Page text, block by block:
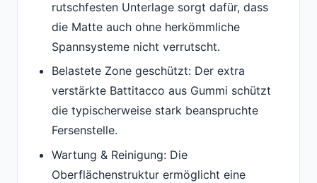
rutschfesten Unterlage sorgt dafür, dass
die Matte auch ohne herkömmliche
Spannsysteme nicht verrutscht.
Belastete Zone geschützt: Der extra
verstärkte Battitacco aus Gummi schützt
die typischerweise stark beanspruchte
Fersenstelle.
Wartung & Reinigung: Die
Oberflächenstruktur ermöglicht eine